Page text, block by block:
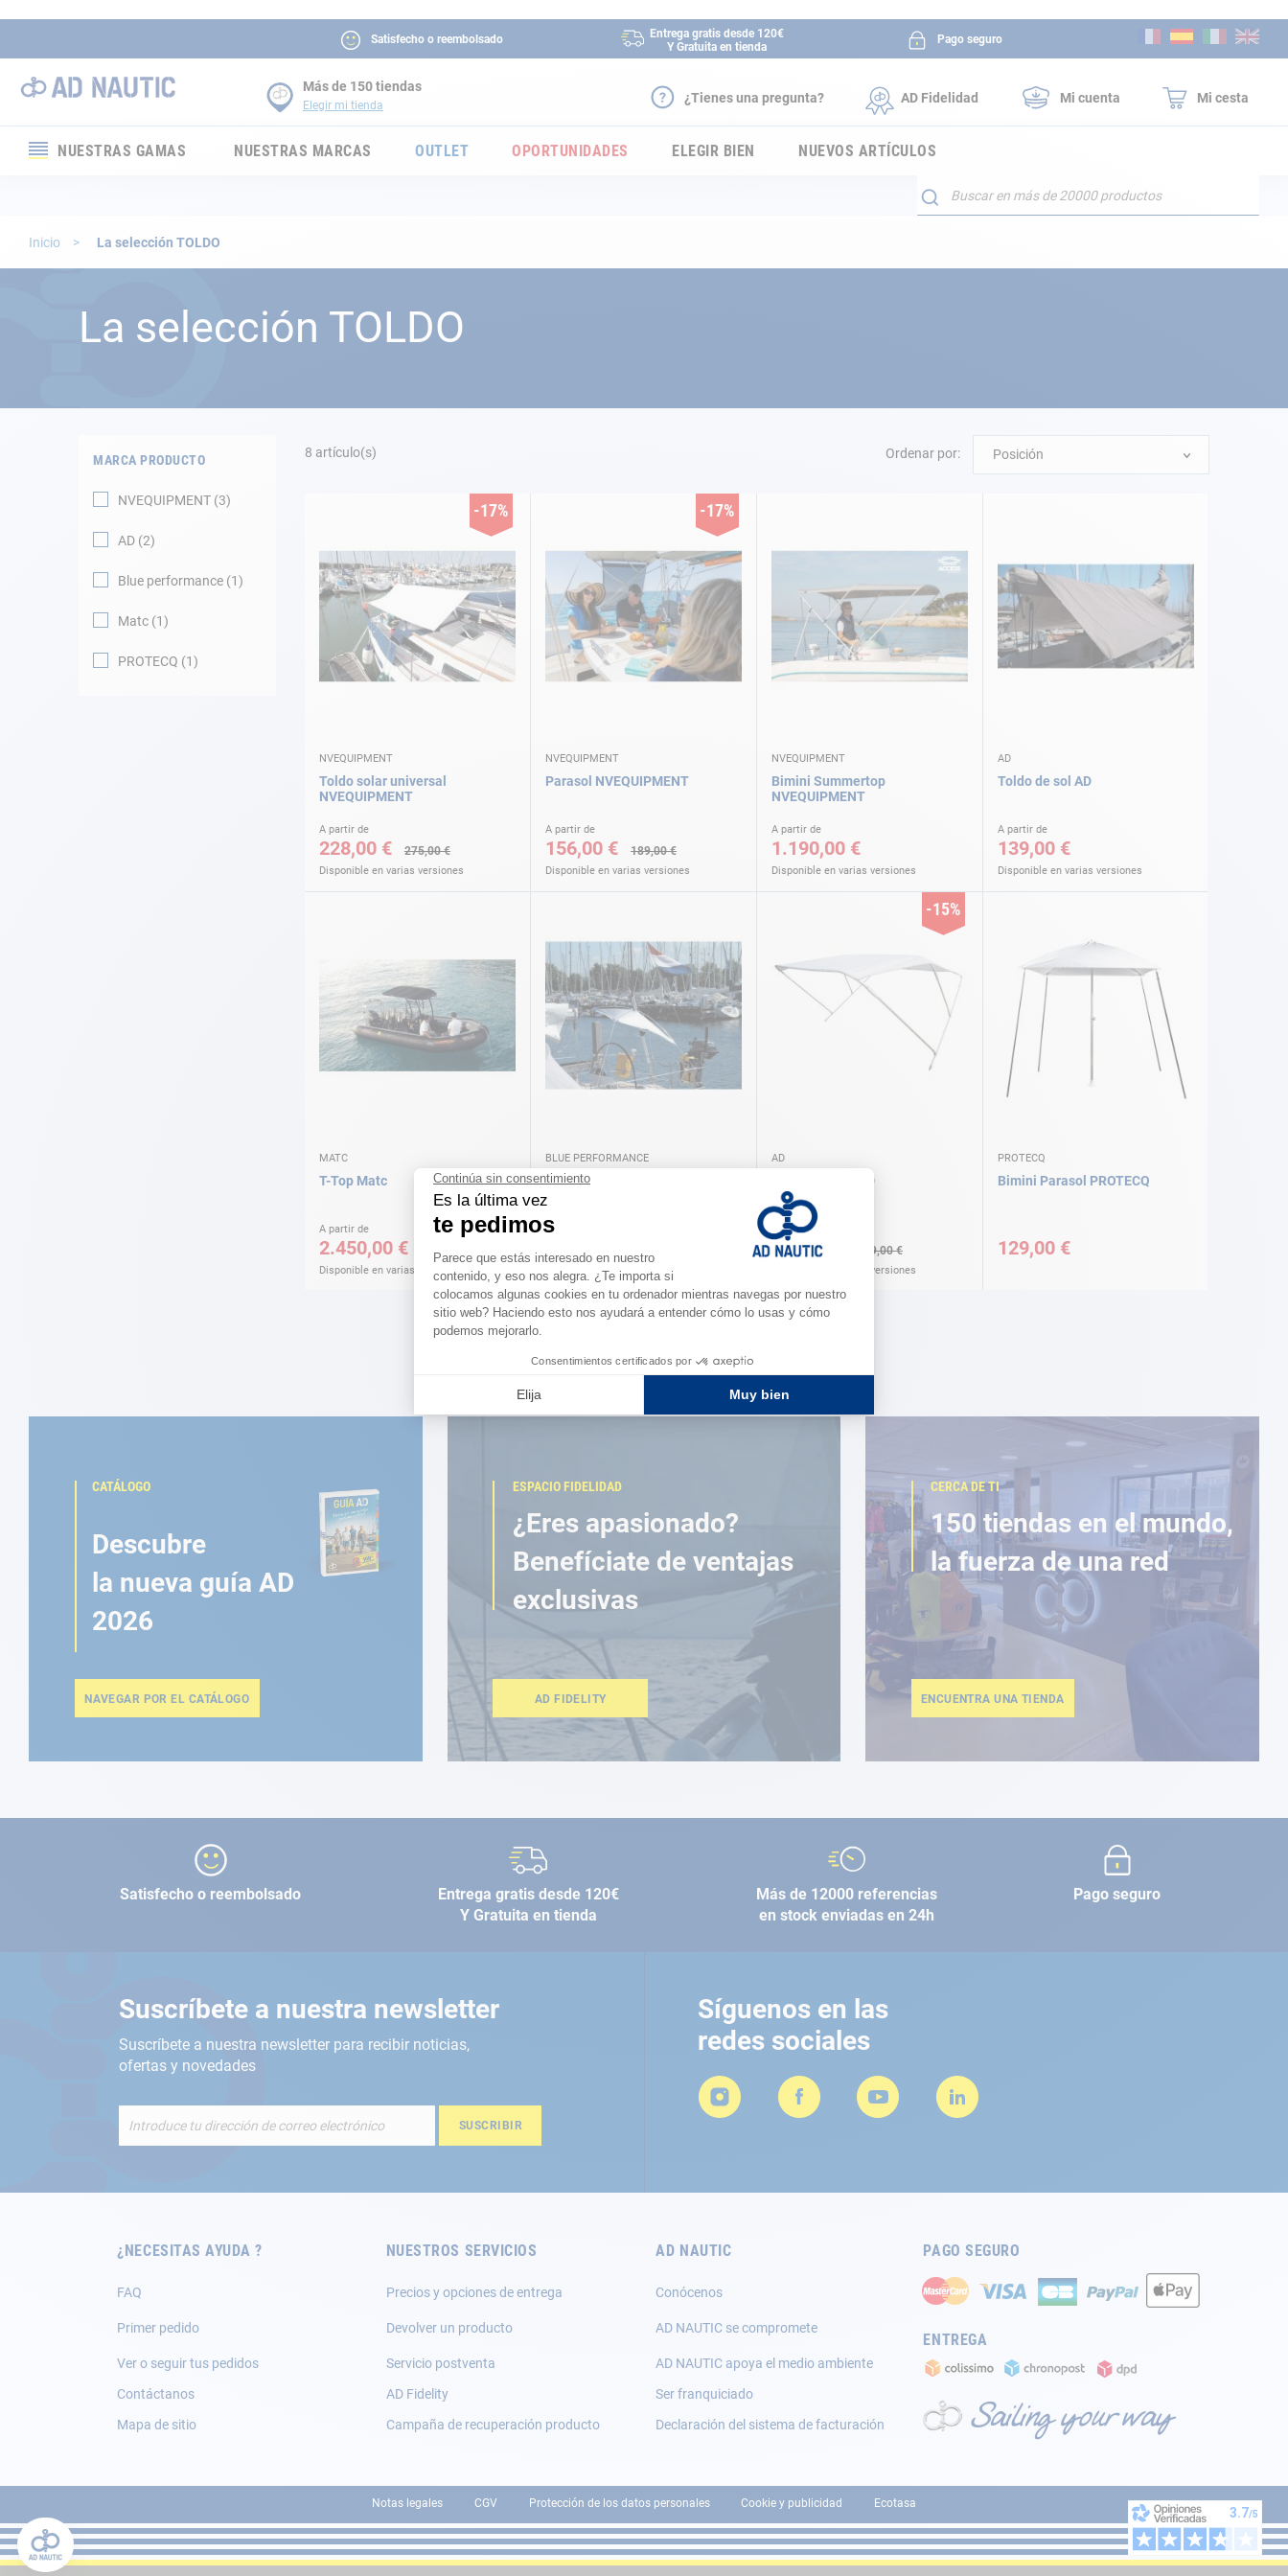
Satisfecho o reembolsado
Entrega gratis desde 120€
Y Gratuita en tienda
Pago seguro
Más de 150 tiendas
Elegir mi tienda ¿Tienes una pregunta? AD Fidelidad Mi cuenta Mi cesta
NUESTRAS GAMAS
Electricidad
Tienda y ocio
NUESTRAS MARCAS OUTLET OPORTUNIDADES ELEGIR BIEN NUEVOS ARTÍCULOS
Buscar
Inicio La selección TOLDO
La selección TOLDO
8 artículo(s) Ordenar por: Posición
-17%
NVEQUIPMENT
Toldo solar universal
NVEQUIPMENT
A partir de
228,00 € 275,00 €
Disponible en varias versiones
-17%
NVEQUIPMENT
Parasol NVEQUIPMENT
A partir de
156,00 € 189,00 €
Disponible en varias versiones
NVEQUIPMENT
Bimini Summertop
NVEQUIPMENT
A partir de
1.190,00 €
Disponible en varias versiones
AD
Toldo de sol AD
A partir de
139,00 €
Disponible en varias versiones
MATC
T-Top Matc
A partir de
2.450,00 €
Disponible en varias versiones
BLUE PERFORMANCE
Toldo para bañera Blue
performance
A partir de
155,60 €
Disponible en varias versiones
-15%
AD
Bimini blanco AD
A partir de
135,00 € 159,00 €
Disponible en varias versiones
PROTECQ
Bimini Parasol PROTECQ
129,00 €
MARCA PRODUCTO
NVEQUIPMENT 3
AD 2
Blue performance 1
Matc 1
PROTECQ 1
CATÁLOGO
Descubre
la nueva guía AD
2026
NAVEGAR POR EL CATÁLOGO
ESPACIO FIDELIDAD
¿Eres apasionado?
Benefíciate de ventajas
exclusivas
AD FIDELITY
CERCA DE TI
150 tiendas en el mundo,
la fuerza de una red
ENCUENTRA UNA TIENDA
Satisfecho o reembolsado
Entrega gratis desde 120€
Y Gratuita en tienda
Más de 12000 referencias
en stock enviadas en 24h
Pago seguro
Suscríbete a nuestra newsletter
Suscríbete a nuestra newsletter para recibir noticias,
ofertas y novedades
de
SUSCRIBIR
Síguenos en las
redes sociales
¿NECESITAS AYUDA ?
FAQ
Primer pedido
Ver o seguir tus pedidos
Contáctanos
Mapa de sitio
NUESTROS SERVICIOS
Precios y opciones de entrega
Devolver un producto
Servicio postventa
AD Fidelity
Campaña de recuperación producto
AD NAUTIC
Conócenos
AD NAUTIC se compromete
AD NAUTIC apoya el medio ambiente
Ser franquiciado
Declaración del sistema de facturación
PAGO SEGURO
ENTREGA
Notas legales CGV Protección de los datos personales Cookie y publicidad Ecotasa